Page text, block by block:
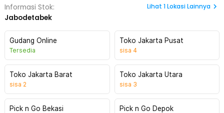
Informasi Stok:
Jabodetabek
Lihat 1Lokasi Lainnya
Gudang Online
Tersedia
Toko Jakarta Pusat
sisa 4
Toko Jakarta Barat
sisa 2
Toko Jakarta Utara
sisa 3
Pick n Go Bekasi Pick n Go Depok